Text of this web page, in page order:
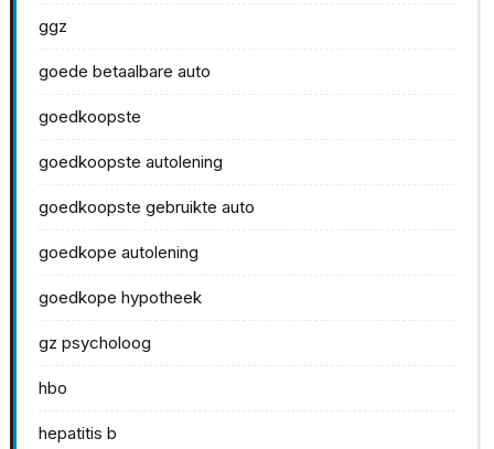
ggz
goede betaalbare auto
goedkoopste
goedkoopste autolening
goedkoopste gebruikte auto
goedkope autolening
goedkope hypotheek
gz psycholoog
hbo
hepatitis b